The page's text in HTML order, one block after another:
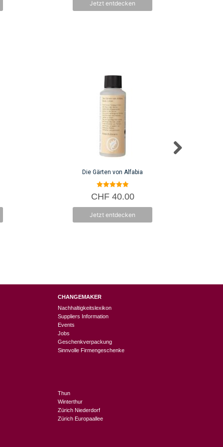
5
Jetzt entdecken
Die Gärten von Alfabia
5.00
von 5
CHF40.00
Jetzt entdecken
CHANGEMAKER
Nachhaltigkeitslexikon
Suppliers Information
Events
Jobs
Geschenkverpackung
Sinnvolle Firmengeschenke
Thun
Winterthur
Zürich Niederdorf
Zürich Europaallee